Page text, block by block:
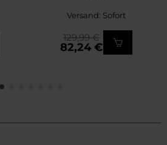
Versand: Sofort
82,24 €
129,99 €